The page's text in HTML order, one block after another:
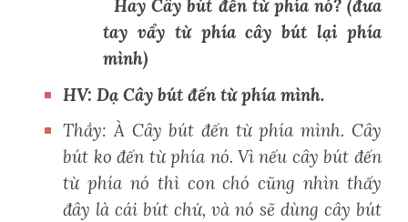
Hay Cây bút đến từ phía nó? (đưa
tay vẩy từ phía cây bút lại phía
mình)
HV: Dạ Cây bút đến từ phía mình.
Thầy: À Cây bút đến từ phía mình. Cây
bút ko đến từ phía nó. Vì nếu cây bút đến
từ phía nó thì con chó cũng nhìn thấy
đây là cái bút chứ, và nó sẽ dùng cây bút